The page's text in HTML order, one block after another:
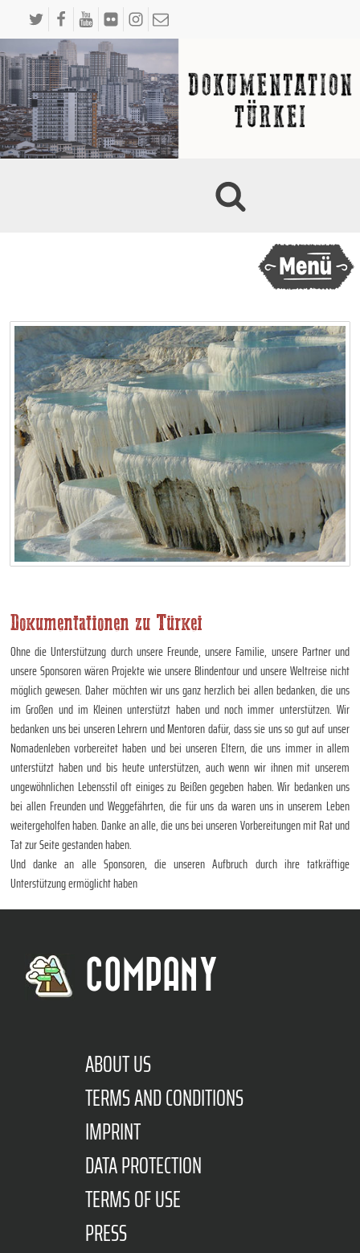
Dokumentationen zu Türkei
Ohne die Unterstützung durch unsere Freunde, unsere Familie, unsere Partner und
unsere Sponsoren wären Projekte wie unsere Blindentour und unsere Weltreise nicht
möglich gewesen. Daher möchten wir uns ganz herzlich bei allen bedanken, die uns
im Großen und im Kleinen unterstützt haben und noch immer unterstützen. Wir
bedanken uns bei unseren Lehrern und Mentoren dafür, dass sie uns so gut auf unser
Nomadenleben vorbereitet haben und bei unseren Eltern, die uns immer in allem
unterstützt haben und bis heute unterstützen, auch wenn wir ihnen mit unserem
ungewöhnlichen Lebensstil oft einiges zu Beißen gegeben haben. Wir bedanken uns
bei allen Freunden und Weggefährten, die für uns da waren uns in unserem Leben
weitergeholfen haben. Danke an alle, die uns bei unseren Vorbereitungen mit Rat und
Tat zur Seite gestanden haben.
Und danke an alle Sponsoren, die unseren Aufbruch durch ihre tatkräftige
Unterstützung ermöglicht haben
COMPANY
ABOUT US
TERMS AND CONDITIONS
IMPRINT
DATA PROTECTION
TERMS OF USE
PRESS